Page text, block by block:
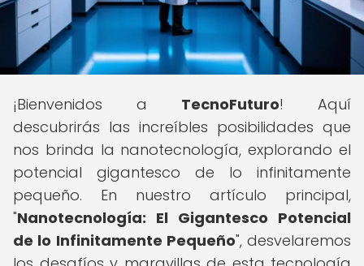
¡Bienvenidos a TecnoFuturo! Aquí
descubrirás las increíbles posibilidades que
nos brinda la nanotecnología, explorando el
potencial gigantesco de lo infinitamente
pequeño. En nuestro artículo principal,
"Nanotecnología: El Gigantesco Potencial
de lo Infinitamente Pequeño", desvelaremos